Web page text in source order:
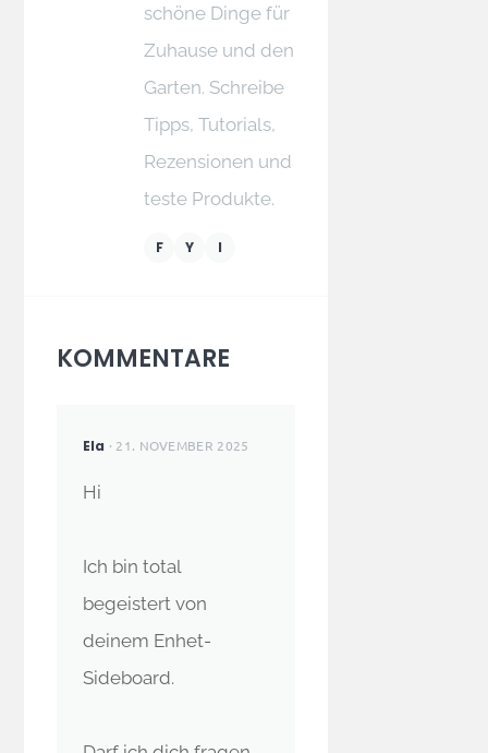
schöne Dinge für
Zuhause und den
Garten. Schreibe
Tipps, Tutorials,
Rezensionen und
teste Produkte.
F Y I
KOMMENTARE
Ela · 21. NOVEMBER 2025
Hi
Ich bin total
begeistert von
deinem Enhet-
Sideboard.